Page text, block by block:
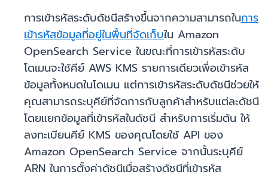
การเข้ารหัสระดับดัชนีสร้างขึ้นจากความสามารถในการ
เข้ารหัสข้อมูลที่อยู่ในพื้นที่จัดเก็บใน Amazon
OpenSearch Service ในขณะที่การเข้ารหัสระดับ
โดเมนจะใช้คีย์ AWS KMS รายการเดียวเพื่อเข้ารหัส
ข้อมูลทั้งหมดในโดเมน แต่การเข้ารหัสระดับดัชนีช่วยให้
คุณสามารถระบุคีย์ที่จัดการกับลูกค้าสำหรับแต่ละดัชนี
โดยแยกข้อมูลที่เข้ารหัสในดัชนี สำหรับการเริ่มต้น ให้
ลงทะเบียนคีย์ KMS ของคุณโดยใช้ API ของ
Amazon OpenSearch Service จากนั้นระบุคีย์
ARN ในการตั้งค่าดัชนีเมื่อสร้างดัชนีที่เข้ารหัส